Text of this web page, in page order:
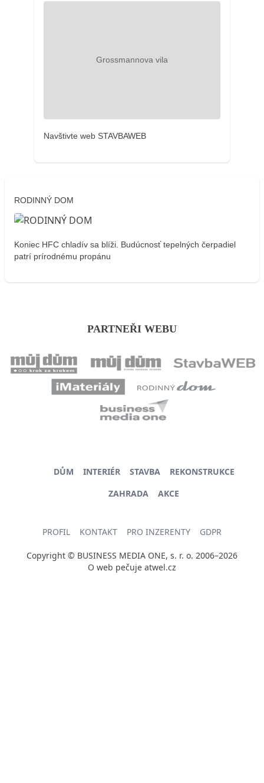
Navštivte web STAVBAWEB
RODINNÝ DOM
Koniec HFC chladív sa blíži. Budúcnosť tepelných čerpadiel
patrí prírodnému propánu
PARTNEŘI WEBU
DŮM INTERIÉR STAVBA
REKONSTRUKCE
ZAHRADA
AKCE
PROFIL KONTAKT PRO INZERENTY GDPR
Copyright © BUSINESS MEDIA ONE, s. r. o. 2006–2026